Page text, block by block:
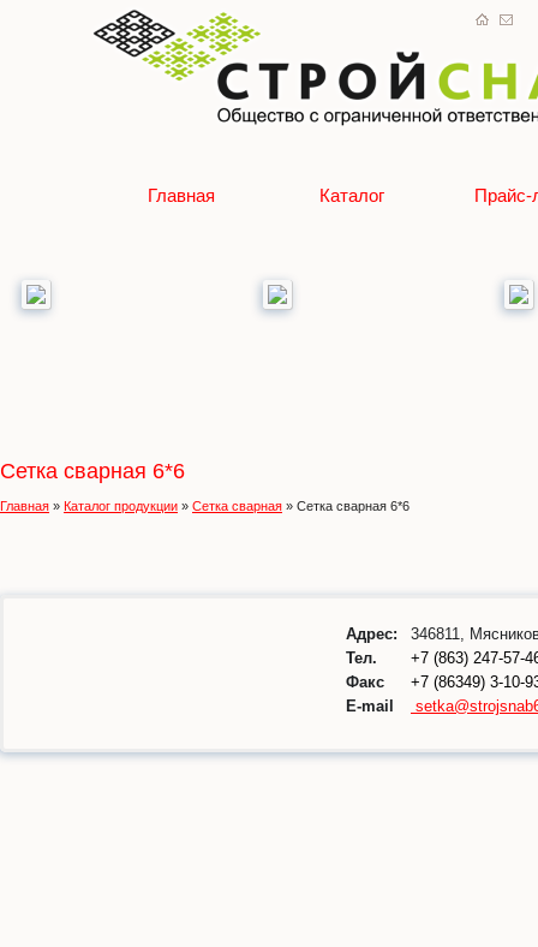
Главная Каталог Прайс-
Сетка сварная 6*6
Главная » Каталог продукции » Сетка сварная » Сетка сварная 6*6
Адрес:
346811,
Тел.
+7 (863) 247-57-
Факс
+7 (86349) 3-10-
E-mail